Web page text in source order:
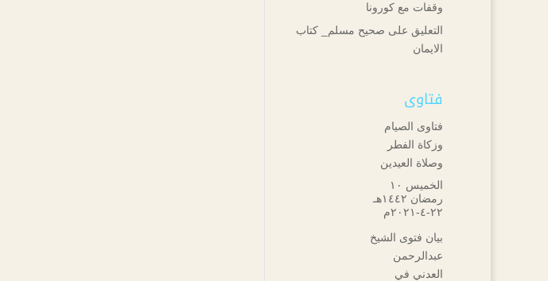
وقفات مع كورونا
التعليق على صحيح مسلم_ كتاب
الايمان
فتاوى
فتاوى الصيام
وزكاة الفطر
وصلاة العيدين
الخميس ۱۰
رمضان ۱٤٤۲هـ
۲۲-٤-۲۰۲۱م
بيان فتوى الشيخ
عبدالرحمن
العدني في